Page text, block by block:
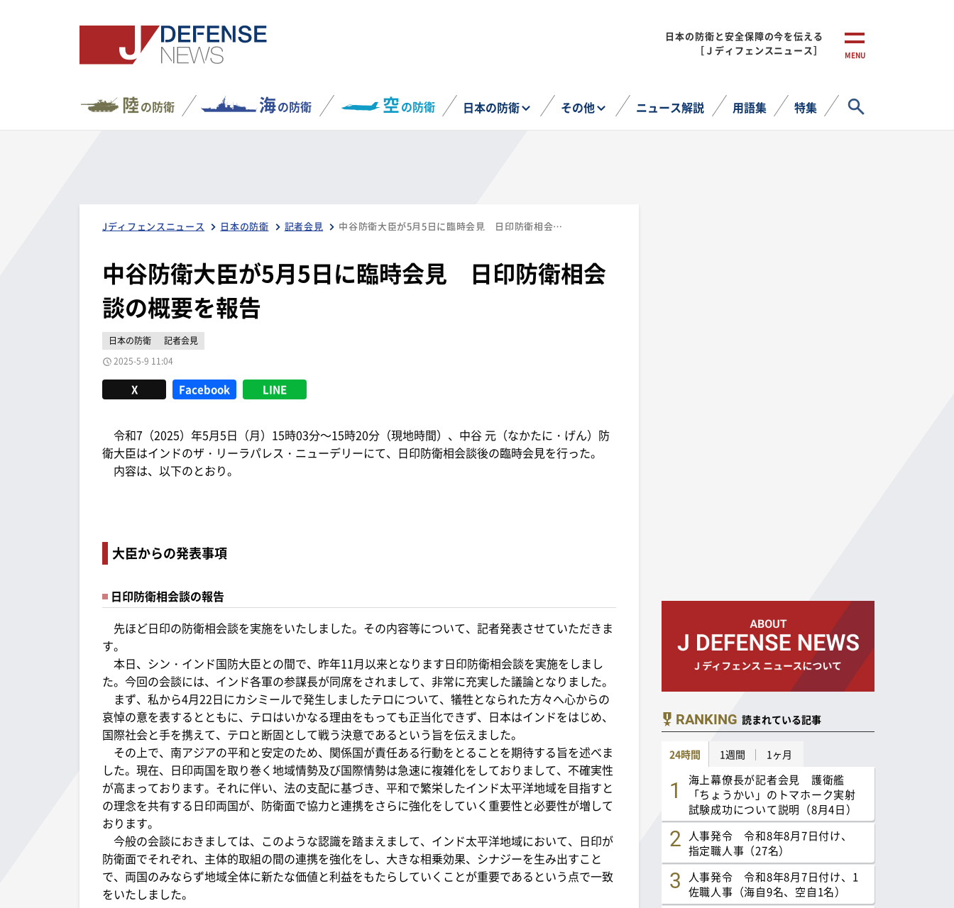
日本の防衛と安全保障の今を伝える
［Ｊディフェンスニュース］
MENU
陸の防衛 海の防衛 空の防衛 日本の防衛 その他 ニュース解説 用語集 特集
Jディフェンスニュース 日本の防衛 記者会見 中谷防衛大臣が5月5日に臨時会見 日印防衛相会談の概要を報告
中谷防衛大臣が5月5日に臨時会見 日印防衛相会
談の概要を報告
日本の防衛
記者会見
2025-5-9 11:04
X Facebook LINE
令和7（2025）年5月5日（月）15時03分～15時20分（現地時間）、中谷 元（なかたに・げん）防
衛大臣はインドのザ・リーラパレス・ニューデリーにて、日印防衛相会談後の臨時会見を行った。
内容は、以下のとおり。
大臣からの発表事項
日印防衛相会談の報告
先ほど日印の防衛相会談を実施をいたしました。その内容等について、記者発表させていただきま
す。
本日、シン・インド国防大臣との間で、昨年11月以来となります日印防衛相会談を実施をしまし
た。今回の会談には、インド各軍の参謀長が同席をされまして、非常に充実した議論となりました。
まず、私から4月22日にカシミールで発生しましたテロについて、犠牲となられた方々へ心からの
哀悼の意を表するとともに、テロはいかなる理由をもっても正当化できず、日本はインドをはじめ、
国際社会と手を携えて、テロと断固として戦う決意であるという旨を伝えました。
その上で、南アジアの平和と安定のため、関係国が責任ある行動をとることを期待する旨を述べま
した。現在、日印両国を取り巻く地域情勢及び国際情勢は急速に複雑化をしておりまして、不確実性
が高まっております。それに伴い、法の支配に基づき、平和で繁栄したインド太平洋地域を目指すと
の理念を共有する日印両国が、防衛面で協力と連携をさらに強化をしていく重要性と必要性が増して
おります。
今般の会談におきましては、このような認識を踏まえまして、インド太平洋地域において、日印が
防衛面でそれぞれ、主体的取組の間の連携を強化をし、大きな相乗効果、シナジーを生み出すこと
で、両国のみならず地域全体に新たな価値と利益をもたらしていくことが重要であるという点で一致
をいたしました。
RANKING 読まれている記事
24時間 1週間 1ヶ月
海上幕僚長が記者会見 護衛艦
「ちょうかい」のトマホーク実射
試験成功について説明（8月4日）
人事発令 令和8年8月7日付け、
指定職人事（27名）
人事発令 令和8年8月7日付け、1
佐職人事（海自9名、空自1名）